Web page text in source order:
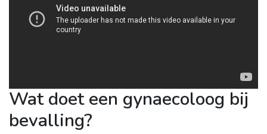
Wat doet een gynaecoloog bij
bevalling?